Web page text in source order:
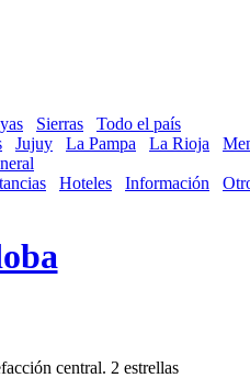
Sierras
Todo el país
Jujuy La Pampa La Rioja
Hoteles Información
central. 2 estrellas